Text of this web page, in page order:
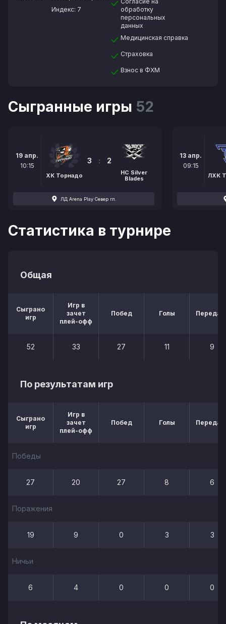
Индекс: 7
обработку
персональных
данных
Медицинская справка
Страховка
Взнос в ФХМ
Сыгранные игры 52
19 апр.
10:15
ХК Торнадо
3 : 2
HC Silver
Blades
ЛД Arena Play Север гл.
13 апр.
09:15
ЛХК
Статистика в турнире
Общая
Сыграно
игр
Игр в
зачет
плей-офф
Побед Голы
52 33 27 11 9
По результатам игр
Сыграно
игр
Игр в
зачет
плей-офф
Побед Голы
Победы
27 20 27 8 6
Поражения
19 9 0 3 3
Ничьи
6 4 0 0 0